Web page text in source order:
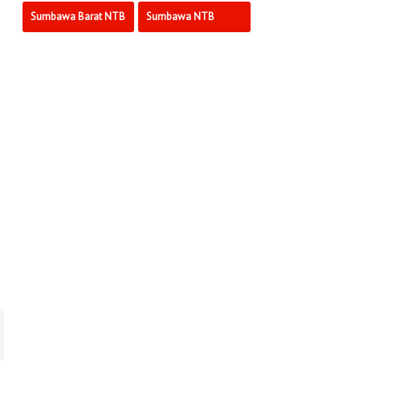
Sumbawa Barat NTB Sumbawa NTB